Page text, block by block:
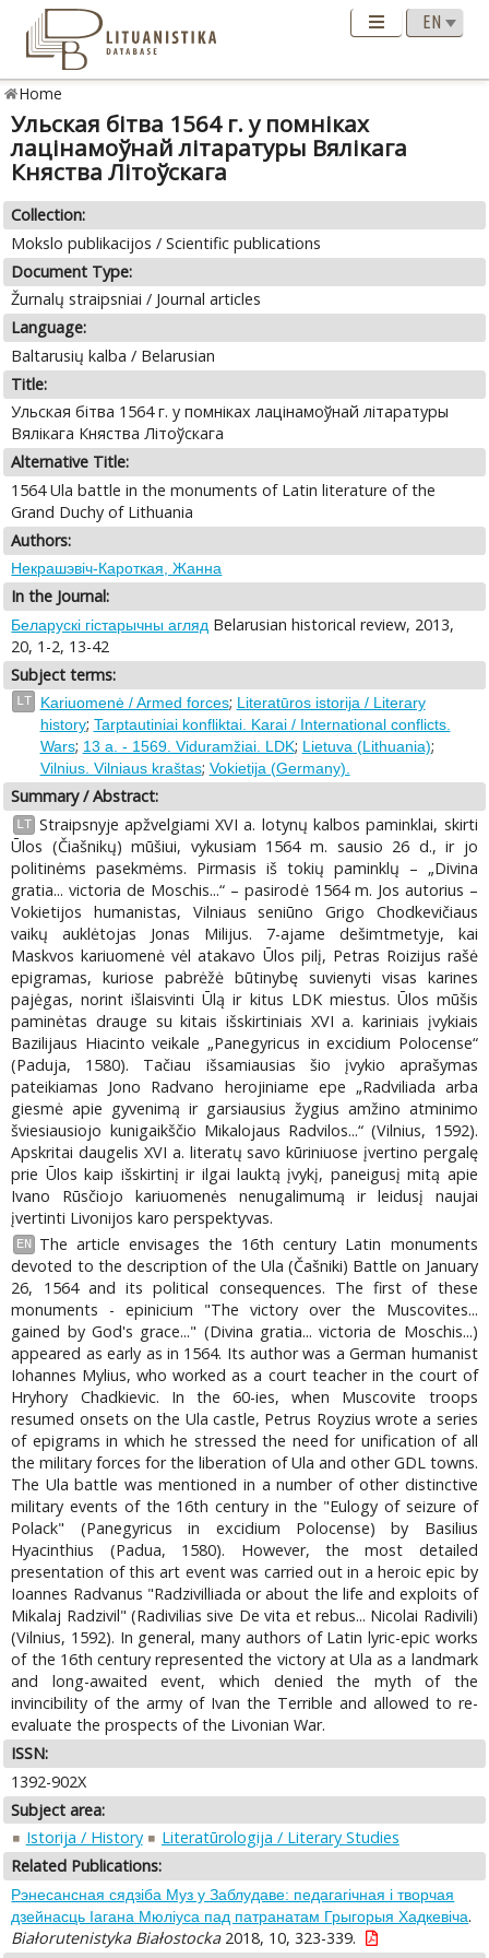
Home
Ульская бітва 1564 г. у помніках
лацінамоўнай літаратуры Вялікага
Княства Літоўскага
Collection:
Mokslo publikacijos / Scientific publications
Document Type:
Žurnalų straipsniai / Journal articles
Language:
Baltarusių kalba / Belarusian
Title:
Ульская бітва 1564 г. у помніках лацінамоўнай літаратуры
Вялікага Княства Літоўскага
Alternative Title:
1564 Ula battle in the monuments of Latin literature of the
Grand Duchy of Lithuania
Authors:
Некрашэвіч-Кароткая, Жанна
In the Journal:
Беларускі гістарычны агляд Belarusian historical review, 2013,
20, 1-2, 13-42
Subject terms:
LT Kariuomenė / Armed forces; Literatūros istorija / Literary
history; Tarptautiniai konfliktai. Karai / International conflicts.
Wars; 13 a. - 1569. Viduramžiai. LDK; Lietuva (Lithuania);
Vilnius. Vilniaus kraštas; Vokietija (Germany).
Summary / Abstract:
LT Straipsnyje apžvelgiami XVI a. lotynų kalbos paminklai, skirti
Ūlos (Čiašnikų) mūšiui, vykusiam 1564 m. sausio 26 d., ir jo
politinėms pasekmėms. Pirmasis iš tokių paminklų – „Divina
gratia... victoria de Moschis...“ – pasirodė 1564 m. Jos autorius –
Vokietijos humanistas, Vilniaus seniūno Grigo Chodkevičiaus
vaikų auklėtojas Jonas Milijus. 7-ajame dešimtmetyje, kai
Maskvos kariuomenė vėl atakavo Ūlos pilį, Petras Roizijus rašė
epigramas, kuriose pabrėžė būtinybę suvienyti visas karines
pajėgas, norint išlaisvinti Ūlą ir kitus LDK miestus. Ūlos mūšis
paminėtas drauge su kitais išskirtiniais XVI a. kariniais įvykiais
Bazilijaus Hiacinto veikale „Panegyricus in excidium Polocense“
(Paduja, 1580). Tačiau išsamiausias šio įvykio aprašymas
pateikiamas Jono Radvano herojiniame epe „Radviliada arba
giesmė apie gyvenimą ir garsiausius žygius amžino atminimo
šviesiausiojo kunigaikščio Mikalojaus Radvilos...“ (Vilnius, 1592).
Apskritai daugelis XVI a. literatų savo kūriniuose įvertino pergalę
prie Ūlos kaip išskirtinį ir ilgai lauktą įvykį, paneigusį mitą apie
Ivano Rūsčiojo kariuomenės nenugalimumą ir leidusį naujai
įvertinti Livonijos karo perspektyvas.
EN
The article envisages the 16th century Latin monuments
devoted to the description of the Ula (Čašniki) Battle on January
26, 1564 and its political consequences. The first of these
monuments - epinicium "The victory over the Muscovites...
gained by God's grace..." (Divina gratia... victoria de Moschis...)
appeared as early as in 1564. Its author was a German humanist
Iohannes Mylius, who worked as a court teacher in the court of
Hryhory Chadkievic. In the 60-ies, when Muscovite troops
resumed onsets on the Ula castle, Petrus Royzius wrote a series
of epigrams in which he stressed the need for unification of all
the military forces for the liberation of Ula and other GDL towns.
The Ula battle was mentioned in a number of other distinctive
military events of the 16th century in the "Eulogy of seizure of
Polack" (Panegyricus in excidium Polocense) by Basilius
Hyacinthius (Padua, 1580). However, the most detailed
presentation of this art event was carried out in a heroic epic by
Ioannes Radvanus "Radzivilliada or about the life and exploits of
Mikalaj Radzivil" (Radivilias sive De vita et rebus... Nicolai Radivili)
(Vilnius, 1592). In general, many authors of Latin lyric-epic works
of the 16th century represented the victory at Ula as a landmark
and long-awaited event, which denied the myth of the
invincibility of the army of Ivan the Terrible and allowed to re-
evaluate the prospects of the Livonian War.
ISSN:
1392-902X
Subject area:
Istorija / History
Literatūrologija / Literary Studies
Related Publications:
Рэнесансная сядзiба Муз у Заблудаве: педагагiчная i творчая
дзейнасць Iагана Мюлiуса пад патранатам Грыгорыя Хадкевiча.
Białorutenistyka Białostocka2018, 10, 323-339.